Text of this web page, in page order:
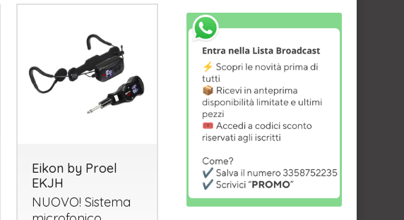
Eikon by Proel
EKJH
NUOVO! Sistema